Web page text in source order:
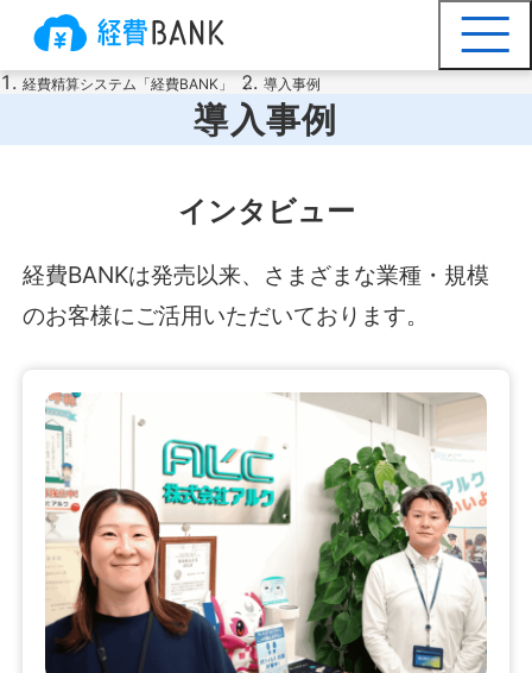
経費精算システム「経費BANK」 導入事例
導入事例
インタビュー
経費BANKは発売以来、さまざまな業種・規模
のお客様にご活用いただいております。